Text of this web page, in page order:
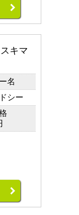
キマ
名
シー
格